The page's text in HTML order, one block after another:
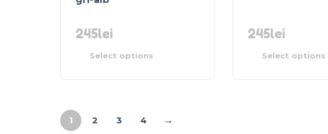
245lei
Select options
245lei
Select options
1 2 3 4 →